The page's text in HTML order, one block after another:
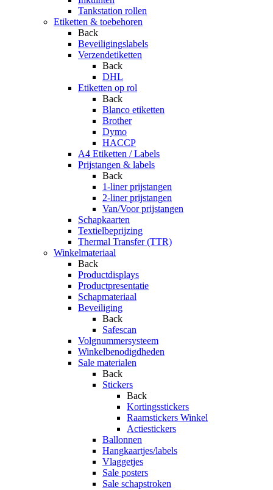
Tankstation rollen
Etiketten & toebehoren
Back
Beveiligingslabels
Verzendetiketten
Back
DHL
Etiketten op rol
Back
Blanco etiketten
Brother
Dymo
HACCP
A4 Etiketten / Labels
Prijstangen & labels
Back
1-liner prijstangen
2-liner prijstangen
Van/Voor prijstangen
Schapkaarten
Textielbeprijzing
Thermal Transfer (TTR)
Winkelmateriaal
Back
Productdisplays
Productpresentatie
Schapmateriaal
Beveiliging
Back
Safescan
Volgnummersysteem
Winkelbenodigdheden
Sale materialen
Back
Stickers
Back
Kortingsstickers
Raamstickers Winkel
Actiestickers
Ballonnen
Hangkaartjes/labels
Vlaggetjes
Sale posters
Sale schapstroken